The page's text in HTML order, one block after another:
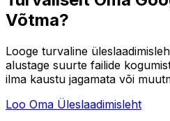
Võtma?
Looge turvaline
alustage suurte failide
ilma kaustu jagamata või
Loo Oma Üleslaadimisleht